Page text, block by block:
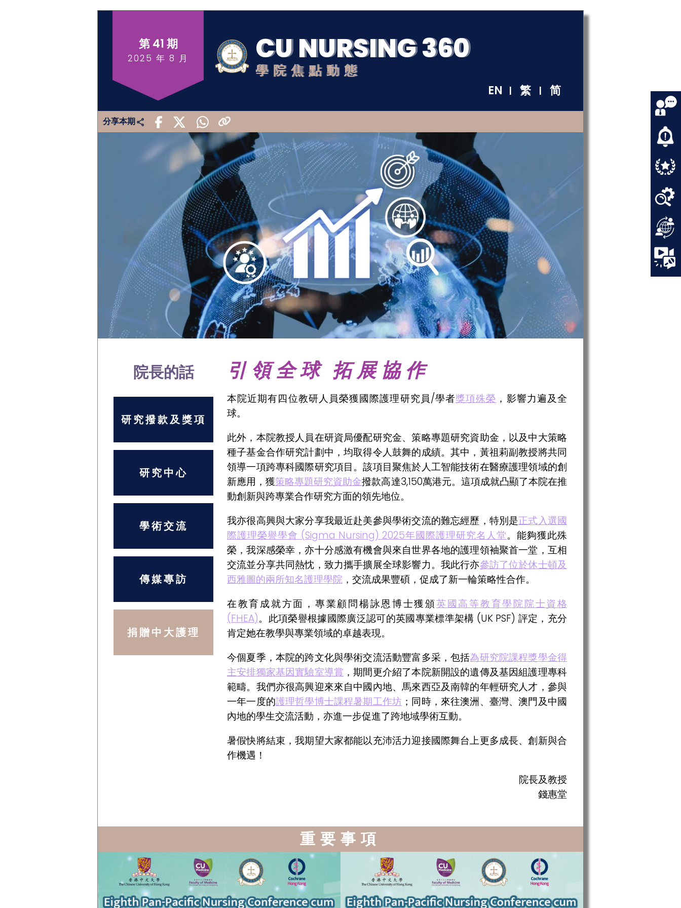
第 41 期
2025 年 8 月 CU NURSING 360
學院焦點動態
EN | 繁 | 简
分享本期
院長的話 引領全球 拓展協作
研究撥款及獎項
研究中心
學術交流
傳媒專訪
捐贈中大護理
本院近期有四位教研人員榮獲國際護理研究員/學者獎項殊榮 ，影響力遍及全
球。
此外，本院教授人員在研資局優配研究金、策略專題研究資助金，以及中大策略
種子基金合作研究計劃中，均取得令人鼓舞的成績。其中，黃祖莉副教授將共同
領導一項跨專科國際研究項目。該項目聚焦於人工智能技術在醫療護理領域的創
新應用，獲策略專題研究資助金撥款高達3,150萬港元。這項成就凸顯了本院在推
動創新與跨專業合作研究方面的領先地位。
我亦很高興與大家分享我最近赴美參與學術交流的難忘經歷，特別是正式入選國
際護理榮譽學會 (Sigma Nursing) 2025年國際護理研究名人堂。能夠獲此殊
榮，我深感榮幸，亦十分感激有機會與來自世界各地的護理領袖聚首一堂，互相
交流並分享共同熱忱，致力攜手擴展全球影響力。我此行亦參訪了位於休士頓及
西雅圖的兩所知名護理學院 ，交流成果豐碩，促成了新一輪策略性合作。
在教育成就方面，專業顧問楊詠恩博士獲頒英國高等教育學院院士資格
(FHEA)。此項榮譽根據國際廣泛認可的英國專業標準架構 (UK PSF) 評定，充分
肯定她在教學與專業領域的卓越表現。
今個夏季，本院的跨文化與學術交流活動豐富多采，包括為研究院課程獎學金得
主安排獨家基因實驗室導賞 ，期間更介紹了本院新開設的遺傳及基因組護理專科
範疇。我們亦很高興迎來來自中國內地、馬來西亞及南韓的年輕研究人才，參與
一年一度的護理哲學博士課程暑期工作坊 ；同時，來往澳洲、臺灣、澳門及中國
內地的學生交流活動，亦進一步促進了跨地域學術互動。
暑假快將結束，我期望大家都能以充沛活力迎接國際舞台上更多成長、創新與合
作機遇！
院長及教授
錢惠堂
重要事項